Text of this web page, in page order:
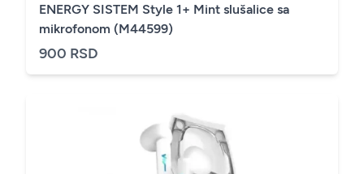
ENERGY SISTEM Style 1+ Mint slušalice sa
mikrofonom (M44599)
900 RSD